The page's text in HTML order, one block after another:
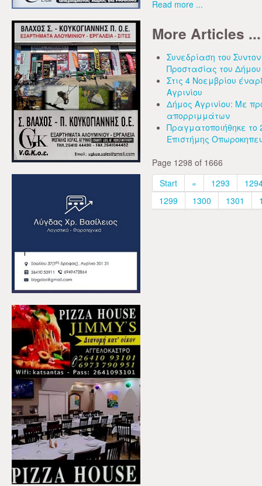
Read more ...
More Articles ...
Συνεδρίαση του
Προστασίας του Δήμου
Στις 4 Νοεμβρίου
Αγρινίου
Δήμος Αγρινίου: Με
απορριμμάτων
Πραγματοποιήθηκε το
Επιστήμης
Page 1298 of 1666
Start
« 1293
1299
1300 1301